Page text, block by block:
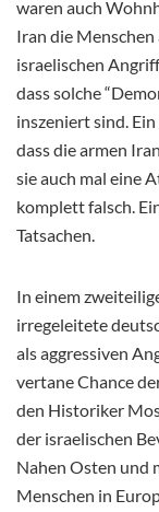
waren auch
Iran die Menschen
israelischen
dass solche
inszeniert sind.
dass die armen
sie auch mal eine
komplett falsch.
Tatsachen.
In einem
irregeleitete
als aggressiven
vertane Chance
den Historiker
der israelischen
Nahen Osten und
Menschen in